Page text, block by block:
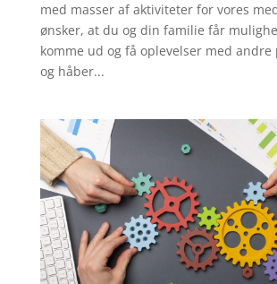
med masser af aktiviteter for vores
ønsker, at du og din familie får
komme ud og få oplevelser med
og håber...